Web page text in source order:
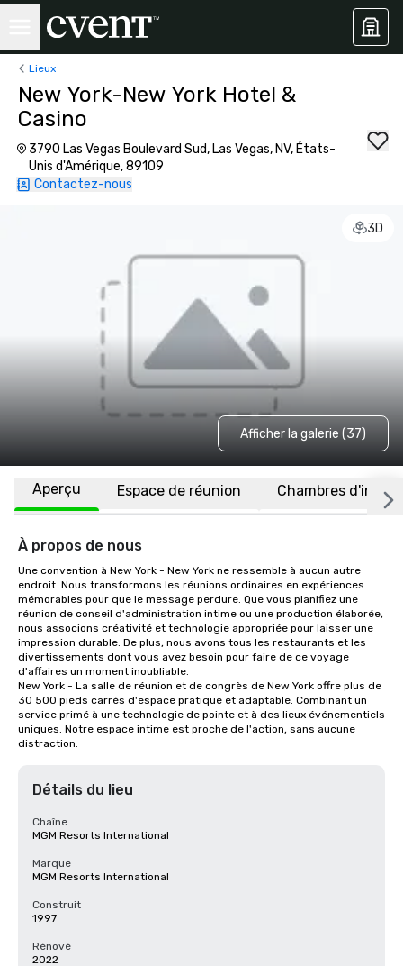
Lieux
New York-New York Hotel &
Casino
3790 Las Vegas Boulevard Sud, Las Vegas, NV, États-
Unis d'Amérique, 89109
Contactez-nous
3D
Afficher la galerie (37)
Aperçu Espace de réunion Chambres
À propos de nous
Une convention à New York - New York ne ressemble à aucun autre
endroit. Nous transformons les réunions ordinaires en expériences
mémorables pour que le message perdure. Que vous planifiez une
réunion de conseil d'administration intime ou une production élaborée,
nous associons créativité et technologie appropriée pour laisser une
impression durable. De plus, nous avons tous les restaurants et les
divertissements dont vous avez besoin pour faire de ce voyage
d'affaires un moment inoubliable.
New York - La salle de réunion et de congrès de New York offre plus de
30 500 pieds carrés d'espace pratique et adaptable. Combinant un
service primé à une technologie de pointe et à des lieux événementiels
uniques. Notre espace intime est proche de l'action, sans aucune
distraction.
Détails du lieu
Chaîne
MGM Resorts International
Marque
MGM Resorts International
Construit
1997
Rénové
2022